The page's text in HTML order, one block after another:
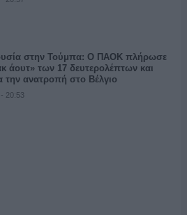
στην Τούμπα: Ο ΠΑΟΚ πλήρωσε
άουτ» των 17 δευτερολέπτων και
την ανατροπή στο Βέλγιο
20:53